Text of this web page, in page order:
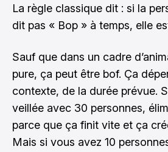
La règle classique dit : si la
dit pas « Bop » à temps, elle
Sauf que dans un cadre
pure, ça peut être bof. Ça
contexte, de la durée prévue.
veillée avec 30 personnes,
parce que ça finit vite et ça
Mais si vous avez 10